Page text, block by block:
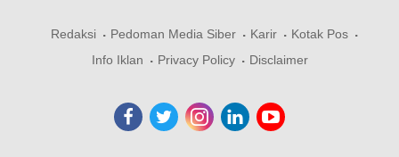
Redaksi Pedoman Media Siber Karir
Kotak Pos
Info Iklan
Privacy Policy Disclaimer